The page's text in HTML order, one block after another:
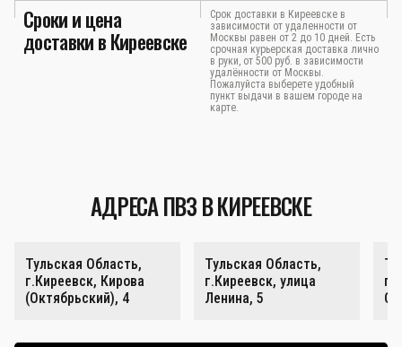
Сроки и цена
доставки в Киреевске
Срок доставки в Киреевске в
зависимости от удаленности от
Москвы равен от 2 до 10 дней. Есть
срочная курьерская доставка лично
в руки, от 500 руб. в зависимости
удалённости от Москвы.
Пожалуйста выберете удобный
пункт выдачи в вашем городе на
карте.
АДРЕСА ПВЗ В КИРЕЕВСКЕ
Тульская Область,
г.Киреевск, Кирова
(Октябрьский), 4
Тульская Область,
г.Киреевск, улица
Ленина, 5